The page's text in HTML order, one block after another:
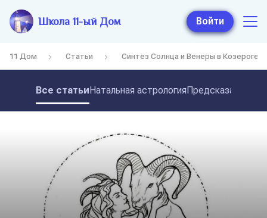
Школа 11-ый Дом Войти
11 Дом Статьи Синтез Солнца и Венеры в Козероге
Все статьиНатальная астрология